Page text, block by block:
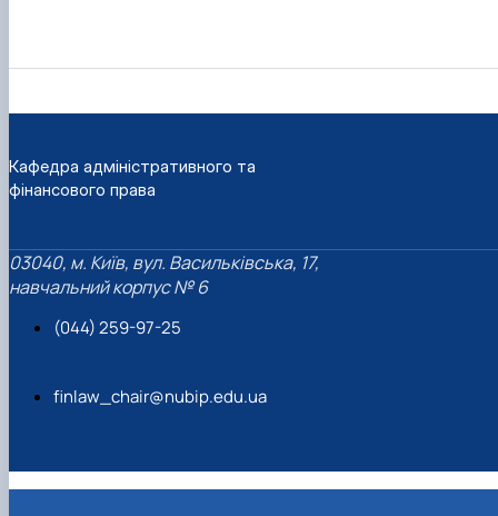
Кафедра адміністративного та
фінансового права
03040, м. Київ, вул. Васильківська, 17,
навчальний корпус № 6
(044) 259-97-25
finlaw_chair@nubip.edu.ua